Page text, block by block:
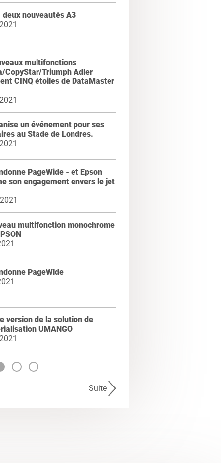
deux nouveautés A3
multifonctions
CopyStar/Triumph Adler
CINQ étoiles de DataMaster
un événement pour ses
au Stade de Londres.
PageWide - et Epson
son engagement envers le jet
multifonction monochrome
PageWide
version de la solution de
UMANGO
Suite